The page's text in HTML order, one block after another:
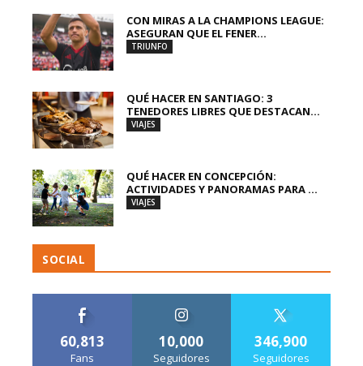
CON MIRAS A LA CHAMPIONS LEAGUE:
ASEGURAN QUE EL FENER...
TRIUNFO
QUÉ HACER EN SANTIAGO: 3
TENEDORES LIBRES QUE DESTACAN...
VIAJES
QUÉ HACER EN CONCEPCIÓN:
ACTIVIDADES Y PANORAMAS PARA ...
VIAJES
SOCIAL
60,813
Fans
10,000
Seguidores
346,900
Seguidores